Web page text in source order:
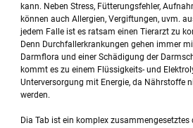
kann. Neben Stress, Fütterungsfehler,
können auch Allergien, Vergiftungen, uvm.
jedem Falle ist es ratsam einen Tierarzt zu
Denn Durchfallerkrankungen gehen immer
Darmflora und einer Schädigung der
kommt es zu einem Flüssigkeits- und
Unterversorgung mit Energie, da Nährstoffe
werden.
Dia Tab ist ein komplex